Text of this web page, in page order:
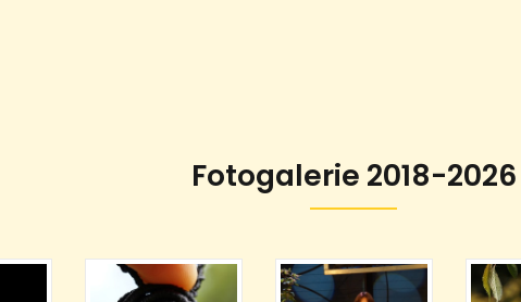
Fotogalerie 2018-2026